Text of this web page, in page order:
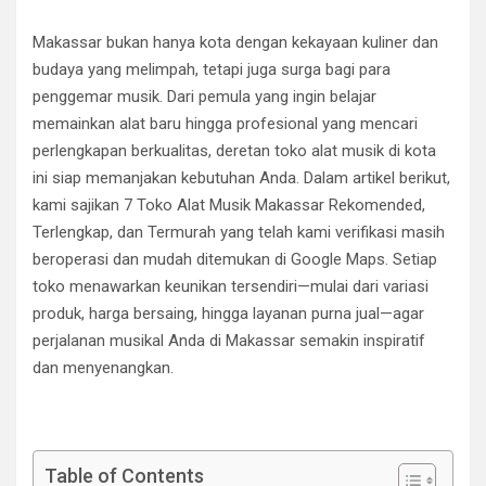
Makassar bukan hanya kota dengan kekayaan kuliner dan
budaya yang melimpah, tetapi juga surga bagi para
penggemar musik. Dari pemula yang ingin belajar
memainkan alat baru hingga profesional yang mencari
perlengkapan berkualitas, deretan toko alat musik di kota
ini siap memanjakan kebutuhan Anda. Dalam artikel berikut,
kami sajikan 7 Toko Alat Musik Makassar Rekomended,
Terlengkap, dan Termurah yang telah kami verifikasi masih
beroperasi dan mudah ditemukan di Google Maps. Setiap
toko menawarkan keunikan tersendiri—mulai dari variasi
produk, harga bersaing, hingga layanan purna jual—agar
perjalanan musikal Anda di Makassar semakin inspiratif
dan menyenangkan.
Table of Contents